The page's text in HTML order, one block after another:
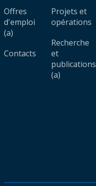
Offres
d'emploi
(a)
Contacts
Projets et
opérations
Recherche
et
publications
(a)